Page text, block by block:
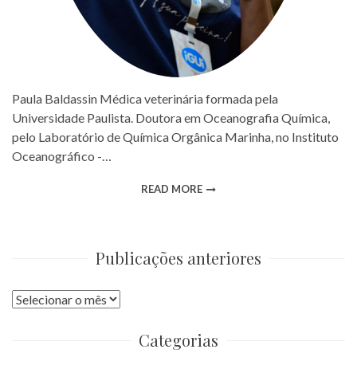
Paula Baldassin Médica veterinária formada pela
Universidade Paulista. Doutora em Oceanografia Química,
pelo Laboratório de Química Orgânica Marinha, no Instituto
Oceanográfico -…
READ MORE
Publicações anteriores
Publicações
Categorias